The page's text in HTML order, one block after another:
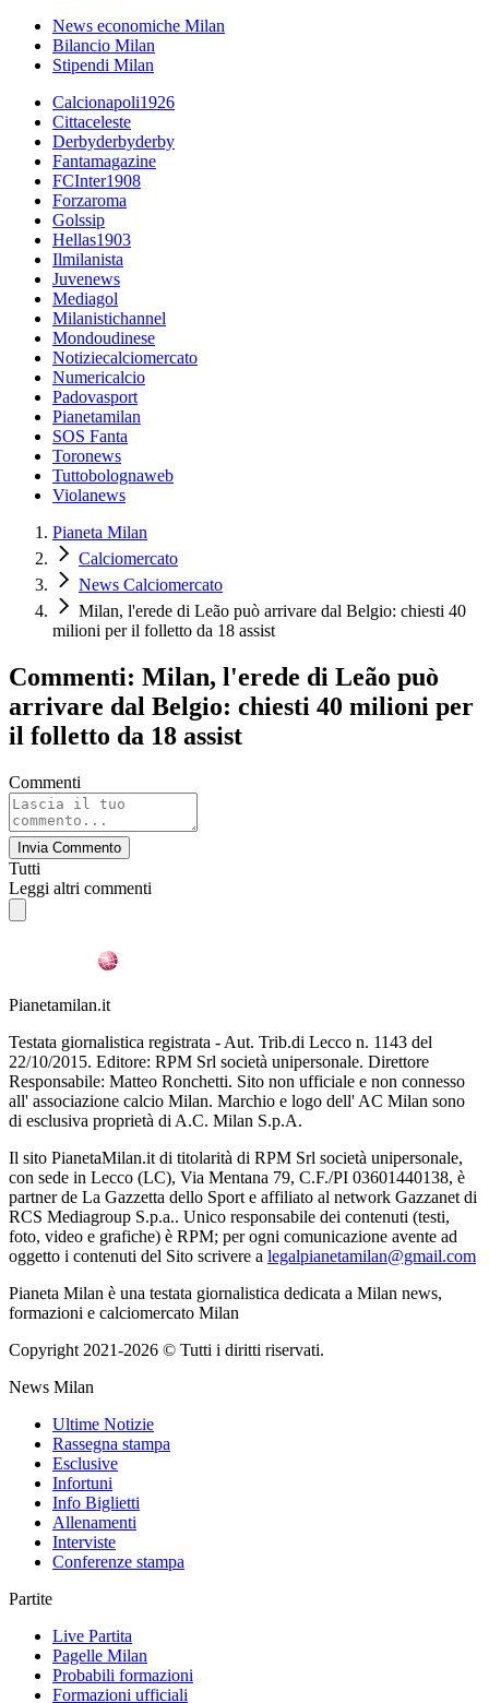
News economiche Milan
Bilancio Milan
Stipendi Milan
Calcionapoli1926
Cittaceleste
Derbyderbyderby
Fantamagazine
FCInter1908
Forzaroma
Golssip
Hellas1903
Ilmilanista
Juvenews
Mediagol
Milanistichannel
Mondoudinese
Notiziecalciomercato
Numericalcio
Padovasport
Pianetamilan
SOS Fanta
Toronews
Tuttobolognaweb
Violanews
Pianeta Milan
Calciomercato
News Calciomercato
Milan, l'erede di Leão può arrivare dal Belgio: chiesti 40
milioni per il folletto da 18 assist
Commenti: Milan, l'erede di Leão può
arrivare dal Belgio: chiesti 40 milioni per
il folletto da 18 assist
Commenti
Invia Commento
Tutti
Leggi altri commenti
Pianetamilan.it
Testata giornalistica registrata - Aut. Trib.di Lecco n. 1143 del
22/10/2015. Editore: RPM Srl società unipersonale. Direttore
Responsabile: Matteo Ronchetti. Sito non ufficiale e non connesso
all' associazione calcio Milan. Marchio e logo dell' AC Milan sono
di esclusiva proprietà di A.C. Milan S.p.A.
Il sito PianetaMilan.it di titolarità di RPM Srl società unipersonale,
con sede in Lecco (LC), Via Mentana 79, C.F./PI 03601440138, è
partner de La Gazzetta dello Sport e affiliato al network Gazzanet di
RCS Mediagroup S.p.a.. Unico responsabile dei contenuti (testi,
foto, video e grafiche) è RPM; per ogni comunicazione avente ad
oggetto i contenuti del Sito scrivere a legalpianetamilan@gmail.com
Pianeta Milan è una testata giornalistica dedicata a Milan news,
formazioni e calciomercato Milan
Copyright 2021-2026 © Tutti i diritti riservati.
News Milan
Ultime Notizie
Rassegna stampa
Esclusive
Infortuni
Info Biglietti
Allenamenti
Interviste
Conferenze stampa
Partite
Live Partita
Pagelle Milan
Probabili formazioni
Formazioni ufficiali